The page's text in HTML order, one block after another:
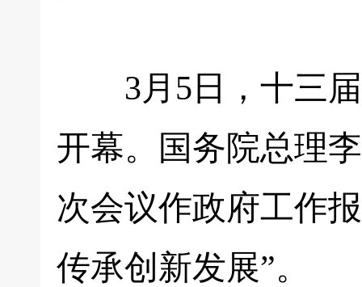
3月5日，十三届
开幕。国务院总理
次会议作政府工作
传承创新发展”。